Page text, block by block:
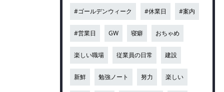
#ゴールデンウィーク #休業日 #案内
#営業日 GW 寝癖 おちゃめ
楽しい職場 従業員の日常 建設
新鮮 勉強ノート 努力 楽しい